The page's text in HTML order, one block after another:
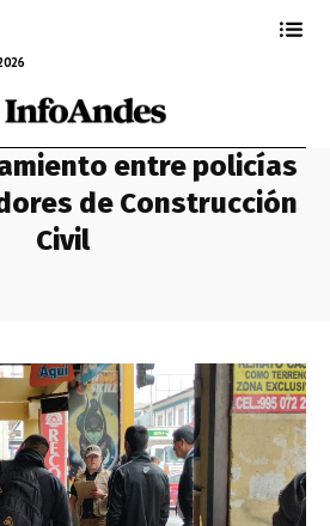
entre policías
de Construcción
Civil